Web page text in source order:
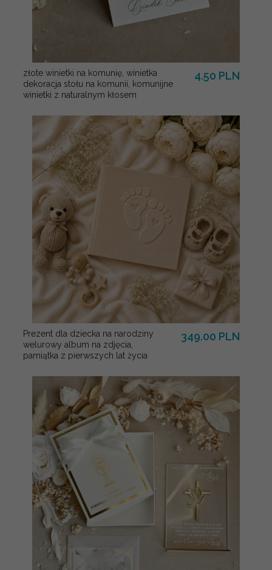
złote winietki na komunię, winietka
dekoracja stołu na komunii, komunijne
winietki z naturalnym kłosem
4.50 PLN
Prezent dla dziecka na narodziny
welurowy album na zdjęcia,
pamiątka z pierwszych lat życia
349.00 PLN